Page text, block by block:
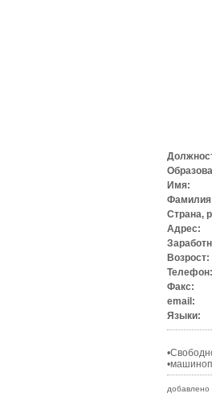
Имя:
Страна,
Адрес:
Возрост:
Телефон:
Факс:
email:
Языки:
добавлено